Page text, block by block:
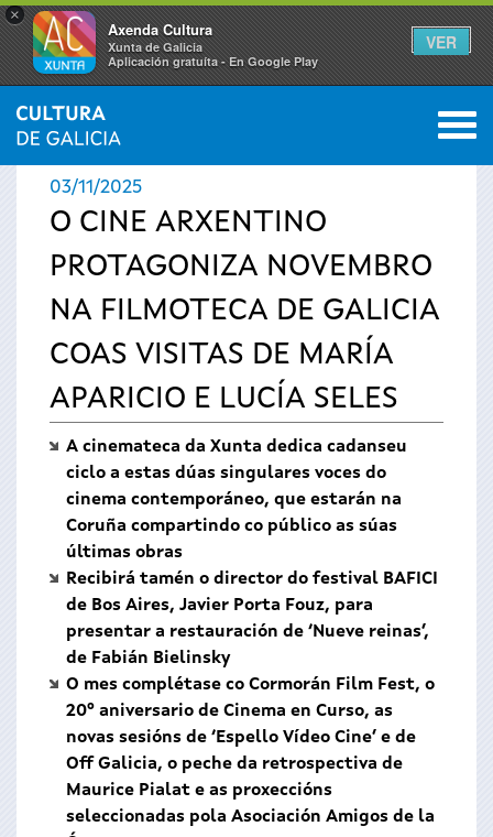
×
Axenda Cultura
Xunta de Galicia
Aplicación gratuíta - En Google Play
VER
Vostede
está
aquí
INICIO › ACTUALIDADE 0
03/11/2025
O CINE ARXENTINO
PROTAGONIZA NOVEMBRO
NA FILMOTECA DE GALICIA
COAS VISITAS DE MARÍA
APARICIO E LUCÍA SELES
A cinemateca da Xunta dedica cadanseu
ciclo a estas dúas singulares voces do
cinema contemporáneo, que estarán na
Coruña compartindo co público as súas
últimas obras
Recibirá tamén o director do festival BAFICI
de Bos Aires, Javier Porta Fouz, para
presentar a restauración de ‘Nueve reinas’,
de Fabián Bielinsky
O mes complétase co Cormorán Film Fest, o
20º aniversario de Cinema en Curso, as
novas sesións de ‘Espello Vídeo Cine’ e de
Off Galicia, o peche da retrospectiva de
Maurice Pialat e as proxeccións
seleccionadas pola Asociación Amigos de la